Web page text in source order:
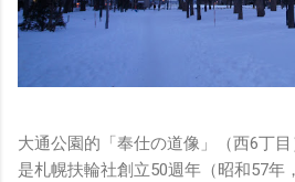
大通公園的「奉仕の道像」（西6丁
是札幌扶輪社創立50週年（昭和57年